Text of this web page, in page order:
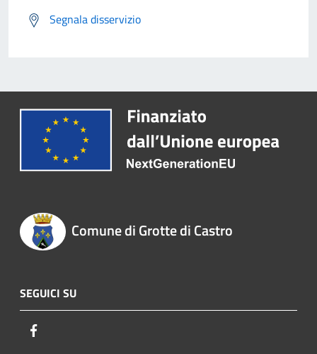
Segnala disservizio
Comune di Grotte di Castro
SEGUICI SU